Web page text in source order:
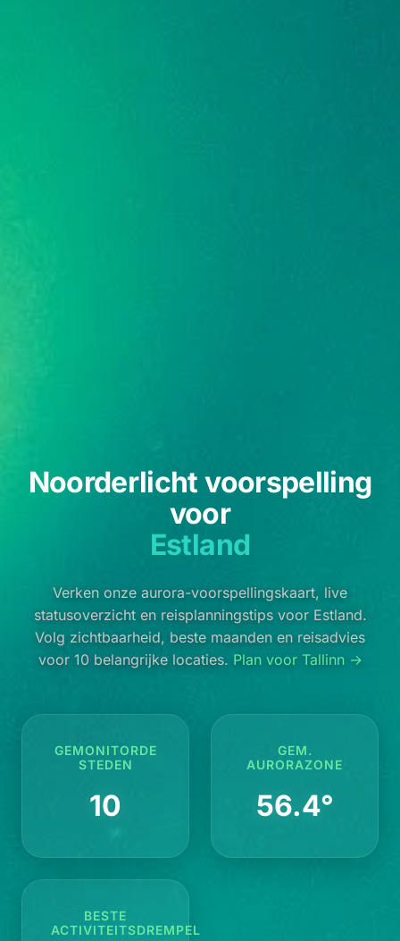
Noorderlicht voorspelling
voor
Estland
Verken onze aurora-voorspellingskaart, live
statusoverzicht en reisplanningstips voor Estland.
Volg zichtbaarheid, beste maanden en reisadvies
voor 10 belangrijke locaties. Plan voor Tallinn →
GEMONITORDE
STEDEN
10
GEM.
AURORAZONE
56.4°
BESTE
ACTIVITEITSDREMPEL